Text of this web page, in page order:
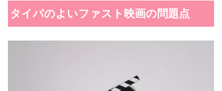
タイパのよいファスト映画の問題点